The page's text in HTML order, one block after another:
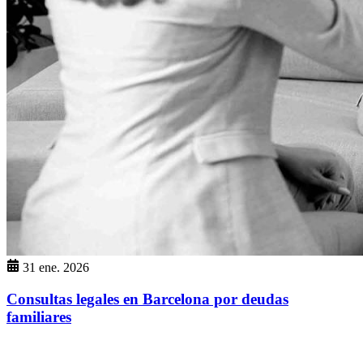
31 ene. 2026
Consultas legales en Barcelona por deudas
familiares